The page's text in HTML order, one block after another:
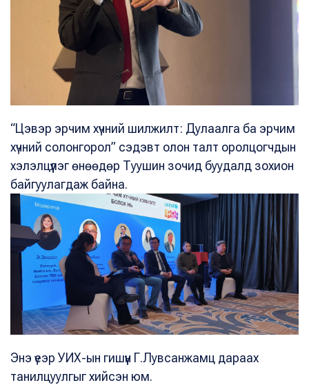
“Цэвэр эрчим хүчний шилжилт: Дулаалга ба эрчим
хүчний солонгорол” сэдэвт олон талт оролцогчдын
хэлэлцүүлэг өнөөдөр Туушин зочид буудалд зохион
байгуулагдаж байна.
Энэ үеэр УИХ-ын гишүүн Г.Лувсанжамц дараах
танилцуулгыг хийсэн юм.